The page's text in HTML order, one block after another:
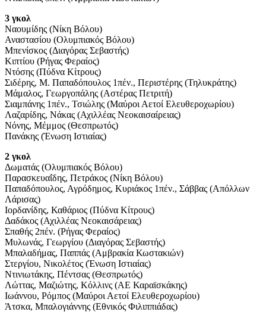
3 γκολ
Ναουμίδης (Νίκη Βόλου)
Αναστασίου (Ολυμπιακός Βόλου)
Μπενίσκος (Διαγόρας Σεβαστής)
Κιπτίου (Ρήγας Φεραίος)
Ντόσης (Πύδνα Κίτρους)
Σιδέρης, Μ. Παπαδόπουλος 1πέν., Περιστέρης (Τηλυκράτης)
Μάμαλος, Γεωργοπάλης (Αστέρας Πετριτή)
Σιαμπάνης 1πέν., Τσιώλης (Μαύροι Αετοί Ελευθεροχωρίου)
Λαζαρίδης, Νάκας (Αχιλλέας Νεοκαισαίρειας)
Νόνης, Μέμμος (Θεσπρωτός)
Πανάκης (Ένωση Ιστιαίας)
2 γκολ
Δωματάς (Ολυμπιακός Βόλου)
Παρασκευαΐδης, Πετράκος (Νίκη Βόλου)
Παπαδόπουλος, Αγρόδημος, Κυριάκος 1πέν., Σάββας (Απόλλων
Λάρισας)
Ιορδανίδης, Καθάριος (Πύδνα Κίτρους)
Δαδάκος (Αχιλλέας Νεοκαισάρειας)
Σπαθής 2πέν. (Ρήγας Φεραίος)
Μυλωνάς, Γεωργίου (Διαγόρας Σεβαστής)
Μπαλαδήμας, Παππάς (Αμβρακία Κωστακιών)
Στεργίου, Νικολέτος (Ένωση Ιστιαίας)
Ντινιωτάκης, Πέντσας (Θεσπρωτός)
Λώττας, Μαζιώτης, Κόλλινς (ΑΕ Καραϊσκάκης)
Ιωάννου, Ρόμπος (Μαύροι Αετοί Ελευθεροχωρίου)
Άτσκα, Μπαλογιάννης (Εθνικός Φιλιππιάδας)